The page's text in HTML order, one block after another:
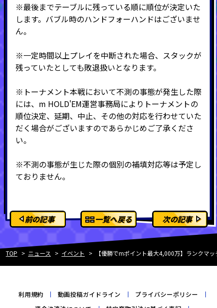
※最後までテーブルに残っている順に順位が決定いた
します。バブル時のハンドフォーハンドはございませ
ん。
※一定時間以上プレイを中断された場合、スタックが
残っていたとしても敗退扱いとなります。
※トーナメント本戦において不測の事態が発生した際
には、m HOLD'EM運営事務局によりトーナメントの
順位決定、延期、中止、その他の対応を行わせていた
だく場合がございますのであらかじめご了承くださ
い。
※不測の事態が生じた際の個別の補填対応等は予定し
ておりません。
前の記事 一覧へ戻る 次の記事
TOP ニュース イベント 【優勝でmポイント最大4,000万】ランクマ
利用規約 動画投稿ガイドライン
プライバシーポリシー